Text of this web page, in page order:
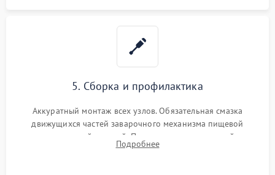
5. Сборка и профилактика
Аккуратный монтаж всех узлов. Обязательная смазка
движущихся частей заварочного механизма пищевой
силиконовой смазкой. Проведение программной
декальцинации и очистки системы от кофейных масел.
Подробнее